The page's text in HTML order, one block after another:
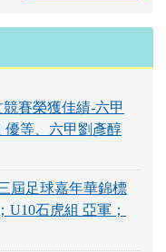
競賽榮獲佳績-六甲
優等、六甲劉彥醇
屆足球嘉年華錦標
U10石虎組 亞軍；